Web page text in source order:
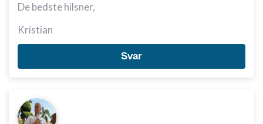
De bedste hilsner,
Kristian
Svar